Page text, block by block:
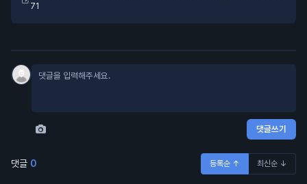
71
댓글쓰기
댓글 0 등록순 ↑ 최신순 ↓